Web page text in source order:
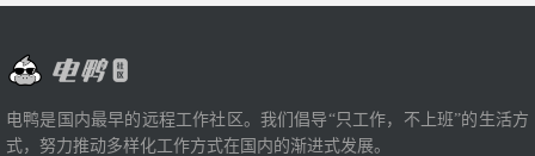
电鸭是国内最早的远程工作社区。我们倡导“只工作，不上班”的生活方
式，努力推动多样化工作方式在国内的渐进式发展。